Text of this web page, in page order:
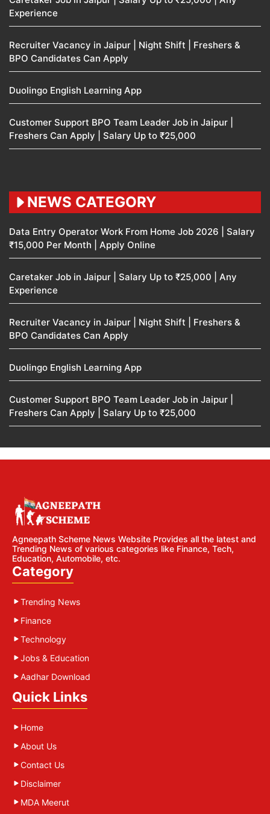
Experience
Recruiter Vacancy in Jaipur | Night Shift | Freshers &
BPO Candidates Can Apply
Duolingo English Learning App
Customer Support BPO Team Leader Job in Jaipur |
Freshers Can Apply | Salary Up to ₹25,000
NEWS CATEGORY
Data Entry Operator Work From Home Job 2026 | Salary
₹15,000 Per Month | Apply Online
Caretaker Job in Jaipur | Salary Up to ₹25,000 | Any
Experience
Recruiter Vacancy in Jaipur | Night Shift | Freshers &
BPO Candidates Can Apply
Duolingo English Learning App
Customer Support BPO Team Leader Job in Jaipur |
Freshers Can Apply | Salary Up to ₹25,000
Agneepath Scheme News Website Provides all the latest and
Trending News of various categories like Finance, Tech,
Education, Automobile, etc.
Category
Trending News
Finance
Technology
Jobs & Education
Aadhar Download
Quick Links
Home
About Us
Contact Us
Disclaimer
MDA Meerut